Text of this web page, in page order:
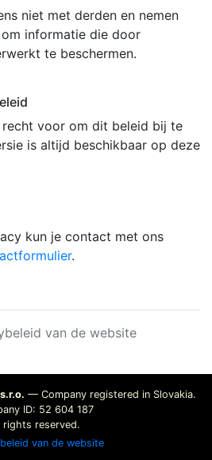
niet met derden en nemen
informatie die door
te beschermen.
voor om dit beleid bij te
is altijd beschikbaar op deze
kun je contact met ons
.
van de website
— Company registered in Slovakia.
ID: 52 604 187
rights reserved.
van de website